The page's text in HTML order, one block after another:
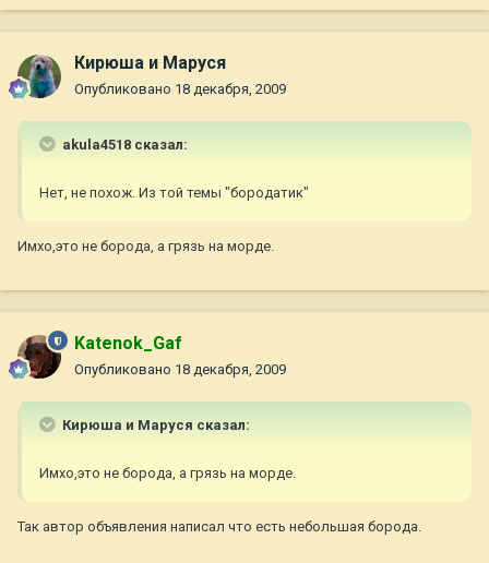
Кирюша и Маруся
Опубликовано 18 декабря, 2009
akula4518 сказал:
Нет, не похож. Из той темы "бородатик"
Имхо,это не борода, а грязь на морде.
Katenok_Gaf
Опубликовано 18 декабря, 2009
Кирюша и Маруся сказал:
Имхо,это не борода, а грязь на морде.
Так автор объявления написал что есть небольшая борода.